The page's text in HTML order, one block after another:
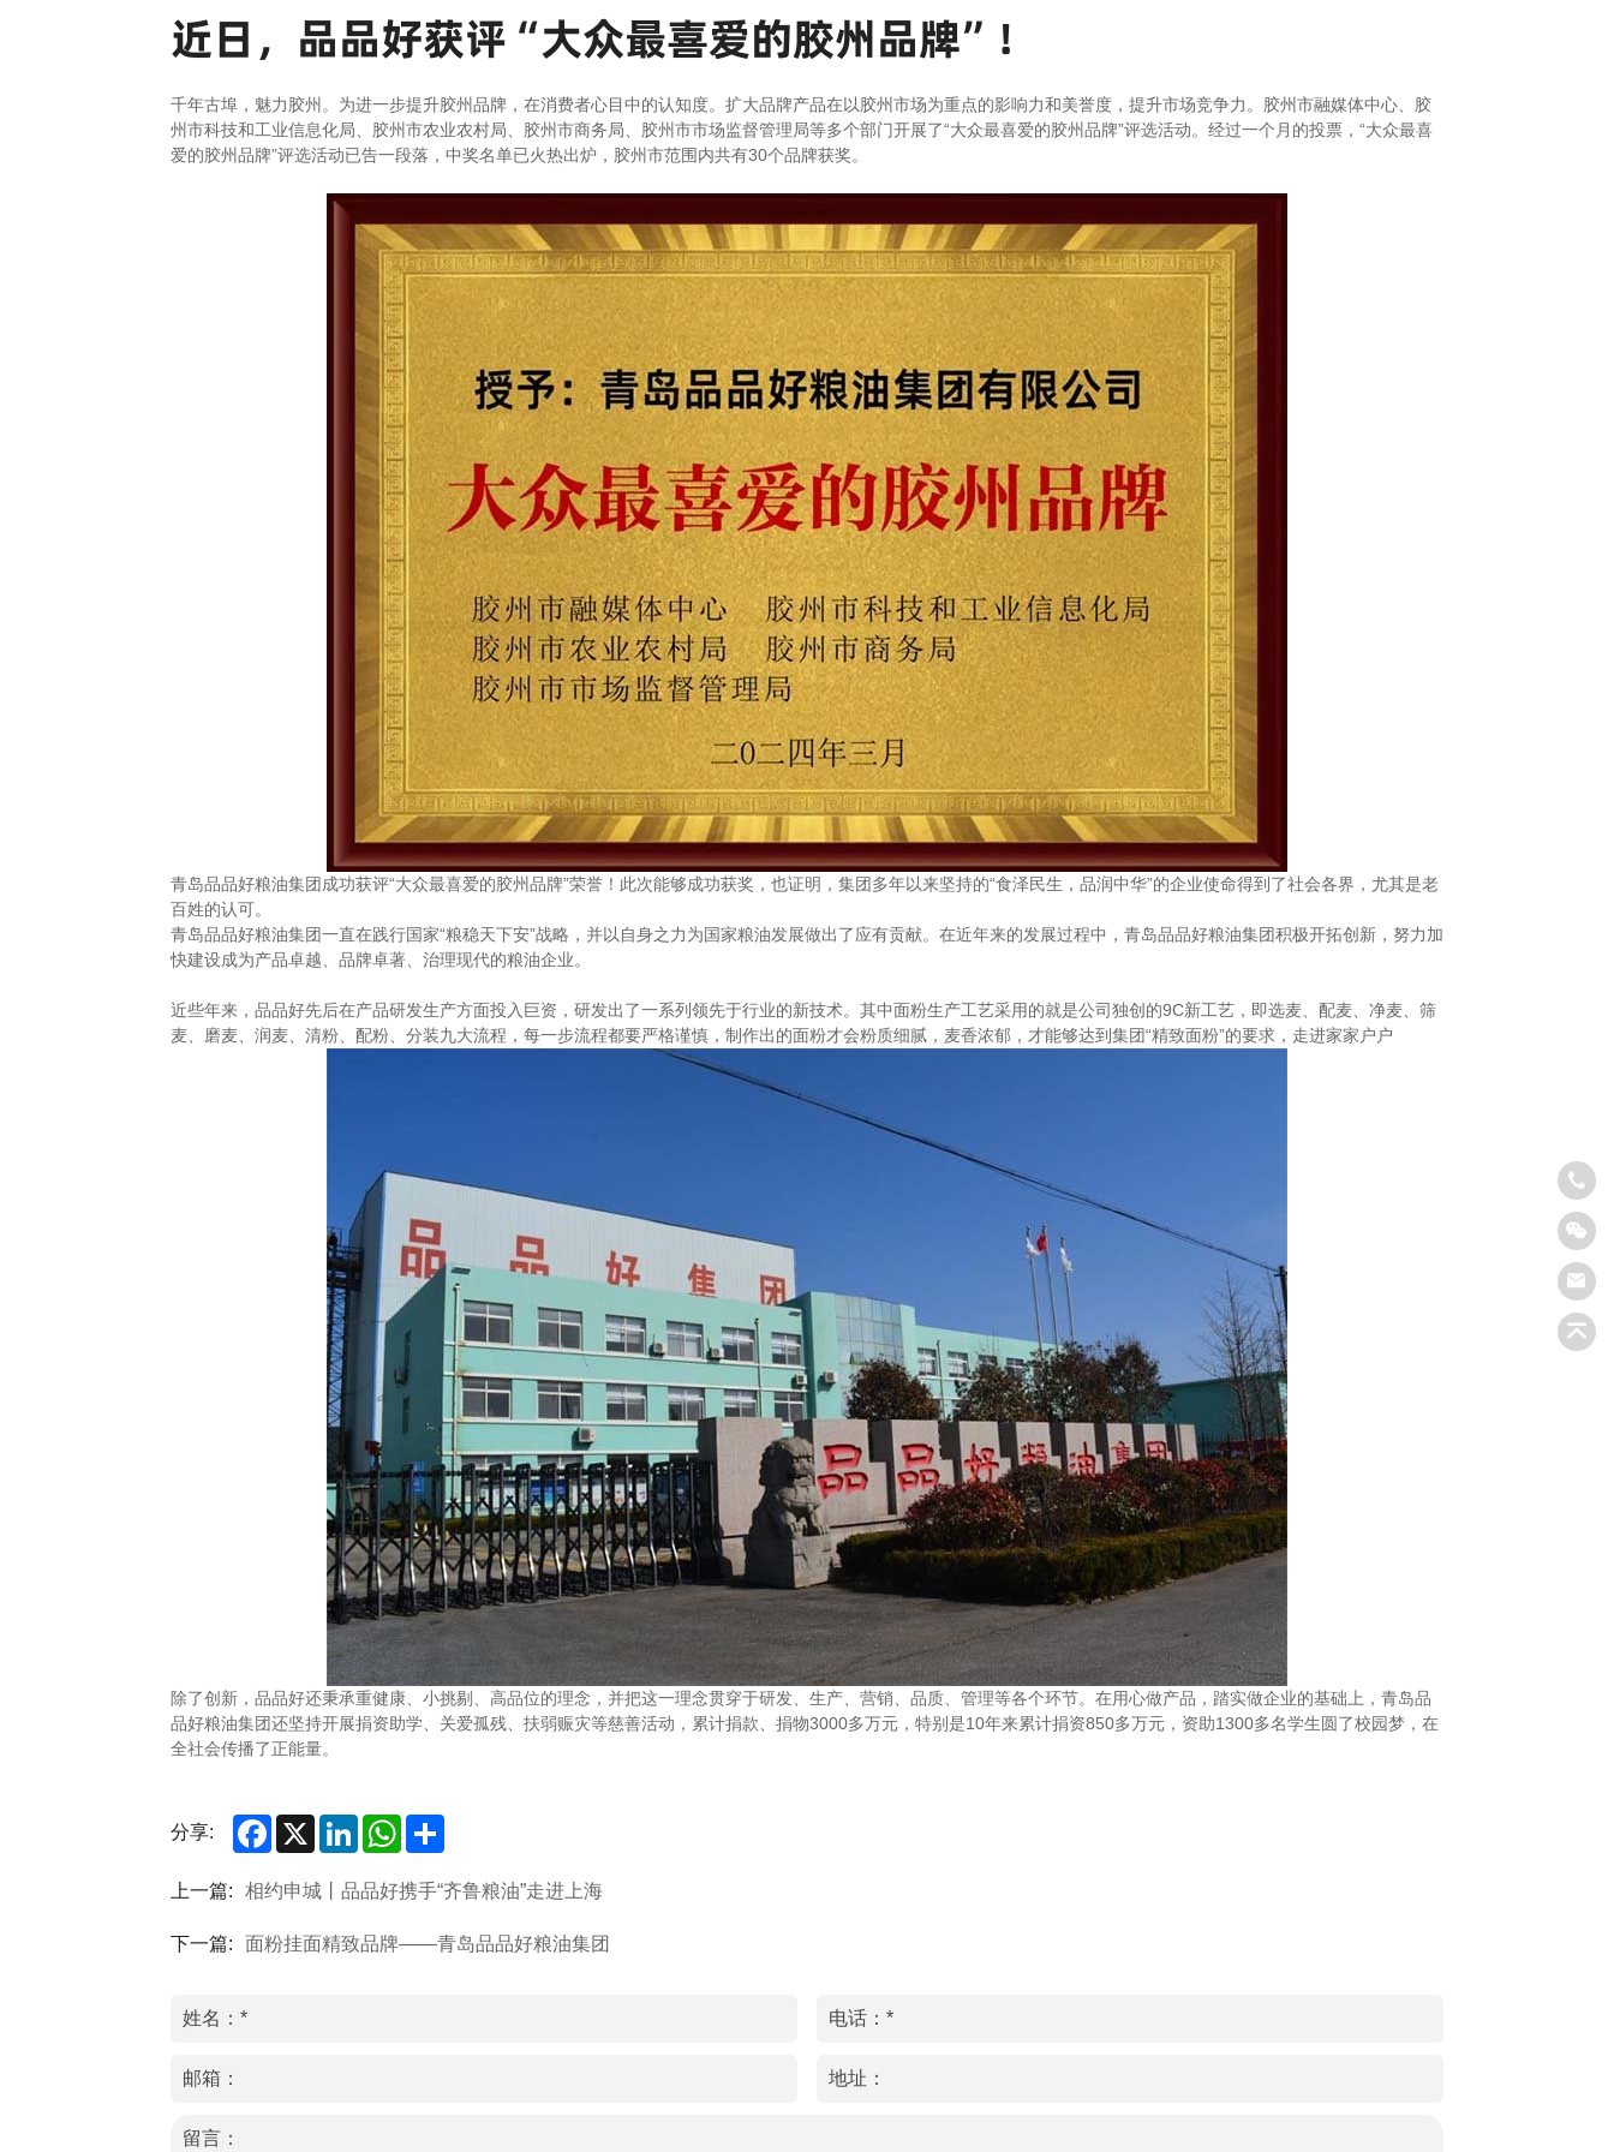
近日，品品好获评“大众最喜爱的胶州品牌”！
千年古埠，魅力胶州。为进一步提升胶州品牌，在消费者心目中的认知度。扩大品牌产品在以胶州市场为重点的影响力和美誉度，提升市场竞争力。胶州市融媒体中心、胶
州市科技和工业信息化局、胶州市农业农村局、胶州市商务局、胶州市市场监督管理局等多个部门开展了“大众最喜爱的胶州品牌”评选活动。经过一个月的投票，“大众最喜
爱的胶州品牌”评选活动已告一段落，中奖名单已火热出炉，胶州市范围内共有30个品牌获奖。
青岛品品好粮油集团成功获评“大众最喜爱的胶州品牌”荣誉！此次能够成功获奖，也证明，集团多年以来坚持的“食泽民生，品润中华”的企业使命得到了社会各界，尤其是老
百姓的认可。
青岛品品好粮油集团一直在践行国家“粮稳天下安”战略，并以自身之力为国家粮油发展做出了应有贡献。在近年来的发展过程中，青岛品品好粮油集团积极开拓创新，努力加
快建设成为产品卓越、品牌卓著、治理现代的粮油企业。
近些年来，品品好先后在产品研发生产方面投入巨资，研发出了一系列领先于行业的新技术。其中面粉生产工艺采用的就是公司独创的9C新工艺，即选麦、配麦、净麦、筛
麦、磨麦、润麦、清粉、配粉、分装九大流程，每一步流程都要严格谨慎，制作出的面粉才会粉质细腻，麦香浓郁，才能够达到集团“精致面粉”的要求，走进家家户户
除了创新，品品好还秉承重健康、小挑剔、高品位的理念，并把这一理念贯穿于研发、生产、营销、品质、管理等各个环节。在用心做产品，踏实做企业的基础上，青岛品
品好粮油集团还坚持开展捐资助学、关爱孤残、扶弱赈灾等慈善活动，累计捐款、捐物3000多万元，特别是10年来累计捐资850多万元，资助1300多名学生圆了校园梦，在
全社会传播了正能量。
分享: Facebook
X LinkedInWhatsApp
上一篇: 相约申城丨品品好携手“齐鲁粮油”走进上海
下一篇: 面粉挂面精致品牌——青岛品品好粮油集团